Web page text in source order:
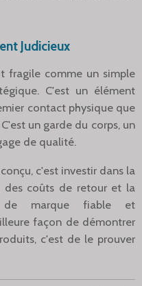
Judicieux
fragile comme un simple
C'est un élément
contact physique que
un garde du corps, un
de qualité.
c'est investir dans la
des coûts de retour et la
de marque fiable et
façon de démontrer
c'est de le prouver